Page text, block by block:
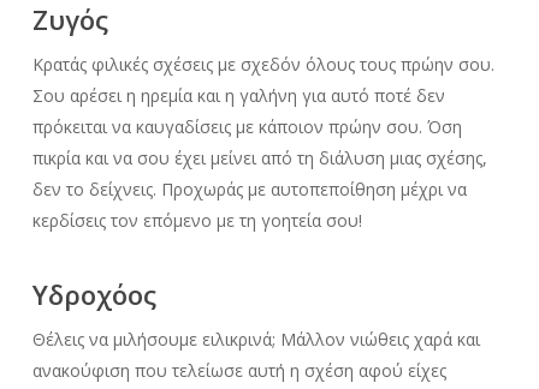
Ζυγός
Κρατάς φιλικές σχέσεις με σχεδόν όλους τους πρώην σου.
Σου αρέσει η ηρεμία και η γαλήνη για αυτό ποτέ δεν
πρόκειται να καυγαδίσεις με κάποιον πρώην σου. Όση
πικρία και να σου έχει μείνει από τη διάλυση μιας σχέσης,
δεν το δείχνεις. Προχωράς με αυτοπεποίθηση μέχρι να
κερδίσεις τον επόμενο με τη γοητεία σου!
Υδροχόος
Θέλεις να μιλήσουμε ειλικρινά; Μάλλον νιώθεις χαρά και
ανακούφιση που τελείωσε αυτή η σχέση αφού είχες